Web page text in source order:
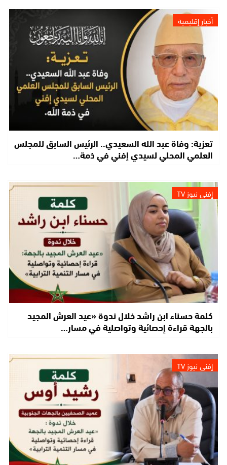
أخبار إقليمية
تعزية: وفاة عبد الله السعيدي.. الرئيس السابق للمجلس
العلمي المحلي لسيدي إفني في ذمة…
إفني نيوز TV
كلمة حسناء ابن راشد خلال ندوة «عيد العرش المجيد
بالجهة قراءة إحصائية وتواصلية في مسار…
إفني نيوز TV